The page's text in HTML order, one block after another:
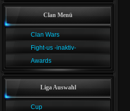
Clan Menü
Clan Wars
Fight-us -inaktiv-
Awards
Liga Auswahl
Cup